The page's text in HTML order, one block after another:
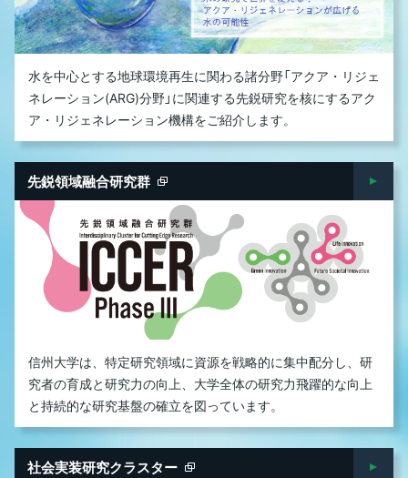
水を中心とする地球環境再生に関わる諸分野「アクア・リジェ
ネレーション(ARG)分野」に関連する先鋭研究を核にするアク
ア・リジェネレーション機構をご紹介します。
先鋭領域融合研究群
信州大学は、特定研究領域に資源を戦略的に集中配分し、研
究者の育成と研究力の向上、大学全体の研究力飛躍的な向上
と持続的な研究基盤の確立を図っています。
社会実装研究クラスター